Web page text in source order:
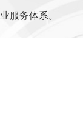
服务体系。